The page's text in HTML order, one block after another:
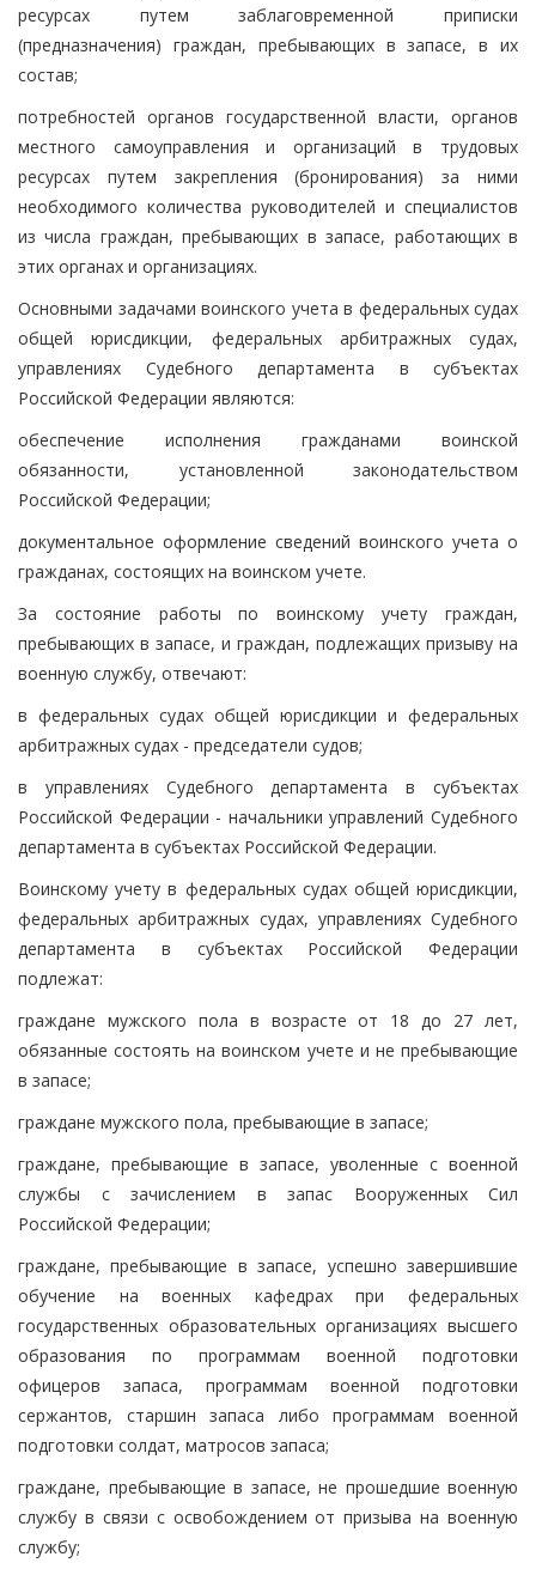
ресурсах путем заблаговременной приписки
(предназначения) граждан, пребывающих в запасе, в их
состав;
потребностей органов государственной власти, органов
местного самоуправления и организаций в трудовых
ресурсах путем закрепления (бронирования) за ними
необходимого количества руководителей и специалистов
из числа граждан, пребывающих в запасе, работающих в
этих органах и организациях.
Основными задачами воинского учета в федеральных судах
общей юрисдикции, федеральных арбитражных судах,
управлениях Судебного департамента в субъектах
Российской Федерации являются:
обеспечение исполнения гражданами воинской
обязанности, установленной законодательством
Российской Федерации;
документальное оформление сведений воинского учета о
гражданах, состоящих на воинском учете.
За состояние работы по воинскому учету граждан,
пребывающих в запасе, и граждан, подлежащих призыву на
военную службу, отвечают:
в федеральных судах общей юрисдикции и федеральных
арбитражных судах - председатели судов;
в управлениях Судебного департамента в субъектах
Российской Федерации - начальники управлений Судебного
департамента в субъектах Российской Федерации.
Воинскому учету в федеральных судах общей юрисдикции,
федеральных арбитражных судах, управлениях Судебного
департамента в субъектах Российской Федерации
подлежат:
граждане мужского пола в возрасте от 18 до 27 лет,
обязанные состоять на воинском учете и не пребывающие
в запасе;
граждане мужского пола, пребывающие в запасе;
граждане, пребывающие в запасе, уволенные с военной
службы с зачислением в запас Вооруженных Сил
Российской Федерации;
граждане, пребывающие в запасе, успешно завершившие
обучение на военных кафедрах при федеральных
государственных образовательных организациях высшего
образования по программам военной подготовки
офицеров запаса, программам военной подготовки
сержантов, старшин запаса либо программам военной
подготовки солдат, матросов запаса;
граждане, пребывающие в запасе, не прошедшие военную
службу в связи с освобождением от призыва на военную
службу;